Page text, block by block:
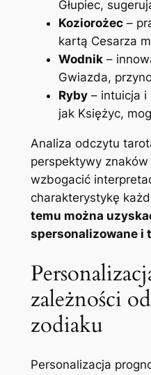
Głupiec,
Koziorożec–
kartą Cesarza
Wodnik–
Gwiazda,
Ryby– intuicja i
jak Księżyc,
Analiza odczytu
perspektywy
wzbogacić
charakterystykę
temu można
spersonalizowane i
zależności
zodiaku
Personalizacja